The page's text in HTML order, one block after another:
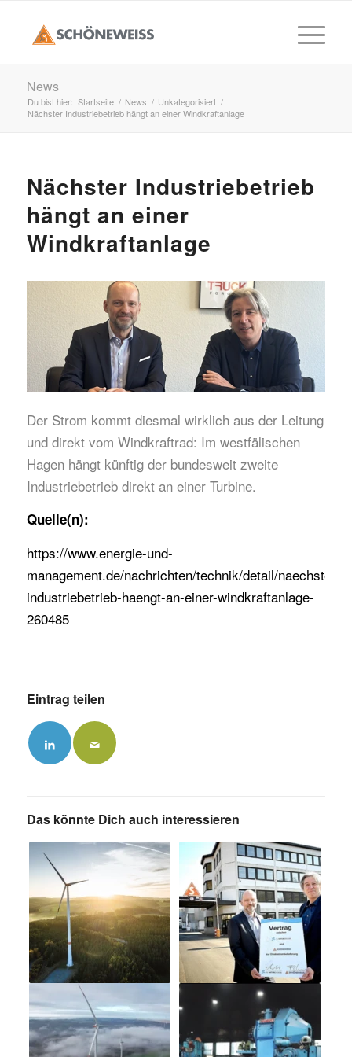
News
Du bist hier: Startseite / News / Unkategorisiert /
Nächster Industriebetrieb hängt an einer Windkraftanlage
Nächster Industriebetrieb
hängt an einer
Windkraftanlage
Der Strom kommt diesmal wirklich aus der Leitung
und direkt vom Windkraftrad: Im westfälischen
Hagen hängt künftig der bundesweit zweite
Industriebetrieb direkt an einer Turbine.
Quelle(n):
https://www.energie-und-
management.de/nachrichten/technik/detail/naechster-
industriebetrieb-haengt-an-einer-windkraftanlage-
260485
Eintrag teilen
Das könnte Dich auch interessieren